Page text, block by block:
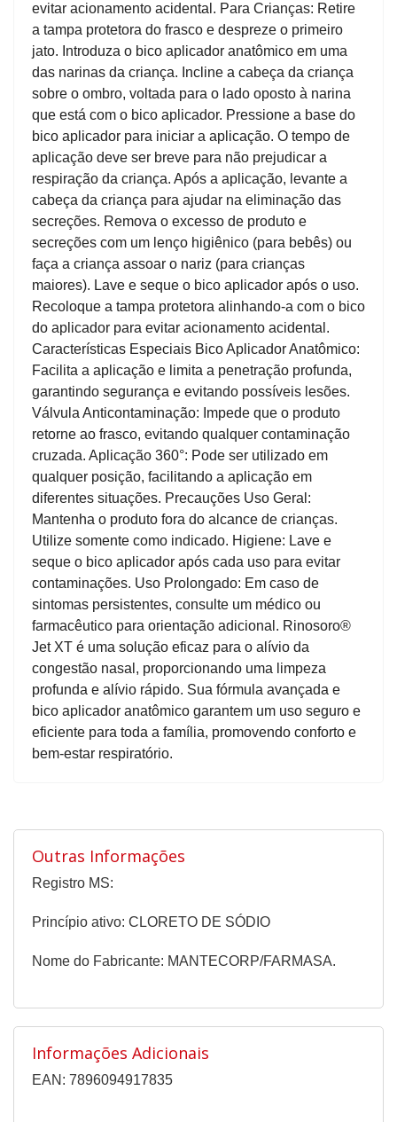
evitar acionamento acidental. Para Crianças: Retire
a tampa protetora do frasco e despreze o primeiro
jato. Introduza o bico aplicador anatômico em uma
das narinas da criança. Incline a cabeça da criança
sobre o ombro, voltada para o lado oposto à narina
que está com o bico aplicador. Pressione a base do
bico aplicador para iniciar a aplicação. O tempo de
aplicação deve ser breve para não prejudicar a
respiração da criança. Após a aplicação, levante a
cabeça da criança para ajudar na eliminação das
secreções. Remova o excesso de produto e
secreções com um lenço higiênico (para bebês) ou
faça a criança assoar o nariz (para crianças
maiores). Lave e seque o bico aplicador após o uso.
Recoloque a tampa protetora alinhando-a com o bico
do aplicador para evitar acionamento acidental.
Características Especiais Bico Aplicador Anatômico:
Facilita a aplicação e limita a penetração profunda,
garantindo segurança e evitando possíveis lesões.
Válvula Anticontaminação: Impede que o produto
retorne ao frasco, evitando qualquer contaminação
cruzada. Aplicação 360°: Pode ser utilizado em
qualquer posição, facilitando a aplicação em
diferentes situações. Precauções Uso Geral:
Mantenha o produto fora do alcance de crianças.
Utilize somente como indicado. Higiene: Lave e
seque o bico aplicador após cada uso para evitar
contaminações. Uso Prolongado: Em caso de
sintomas persistentes, consulte um médico ou
farmacêutico para orientação adicional. Rinosoro®
Jet XT é uma solução eficaz para o alívio da
congestão nasal, proporcionando uma limpeza
profunda e alívio rápido. Sua fórmula avançada e
bico aplicador anatômico garantem um uso seguro e
eficiente para toda a família, promovendo conforto e
bem-estar respiratório.
Outras Informações
Registro MS:
Princípio ativo: CLORETO DE SÓDIO
Nome do Fabricante: MANTECORP/FARMASA.
Informações Adicionais
EAN: 7896094917835